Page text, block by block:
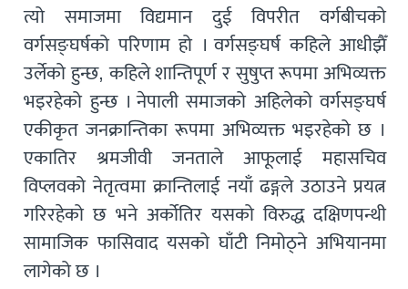
त्यो समाजमा विद्यमान दुई विपरीत वर्गबीचको
वर्गसङ्घर्षको परिणाम हो । वर्गसङ्घर्ष कहिले आधीझैँ
उर्लेको हुन्छ, कहिले शान्तिपूर्ण र सुषुप्त रूपमा अभिव्यक्त
भइरहेको हुन्छ । नेपाली समाजको अहिलेको वर्गसङ्घर्ष
एकीकृत जनक्रान्तिका रूपमा अभिव्यक्त भइरहेको छ ।
एकातिर श्रमजीवी जनताले आफूलाई महासचिव
विप्लवको नेतृत्वमा क्रान्तिलाई नयाँ ढङ्गले उठाउने प्रयत्न
गरिरहेको छ भने अर्कोतिर यसको विरुद्ध दक्षिणपन्थी
सामाजिक फासिवाद यसको घाँटी निमोठ्ने अभियानमा
लागेको छ ।